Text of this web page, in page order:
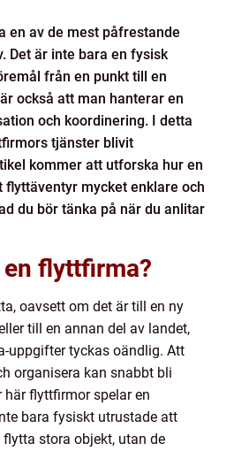
en av de mest påfrestande
Det är inte bara en fysisk
från en punkt till en
också att man hanterar en
och koordinering. I detta
tjänster blivit
kommer att utforska hur en
mycket enklare och
du bör tänka på när du anlitar
flyttfirma?
oavsett om det är till en ny
till en annan del av landet,
uppgifter tyckas oändlig. Att
organisera kan snabbt bli
här flyttfirmor spelar en
bara fysiskt utrustade att
stora objekt, utan de